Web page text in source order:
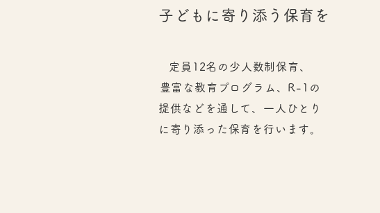
子どもに寄り添う保育を
定員12名の少人数制保育、
豊富な教育プログラム、R-1の
提供などを通して、一人ひとり
に寄り添った保育を行います。